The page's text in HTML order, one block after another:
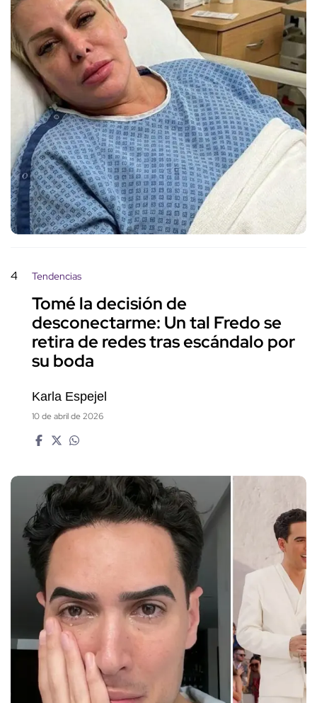
4 Tendencias
Tomé la decisión de
desconectarme: Un tal Fredo se
retira de redes tras escándalo por
su boda
Karla Espejel
10 de abril de 2026